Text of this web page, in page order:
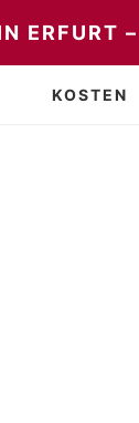
ERFURT
KOSTEN